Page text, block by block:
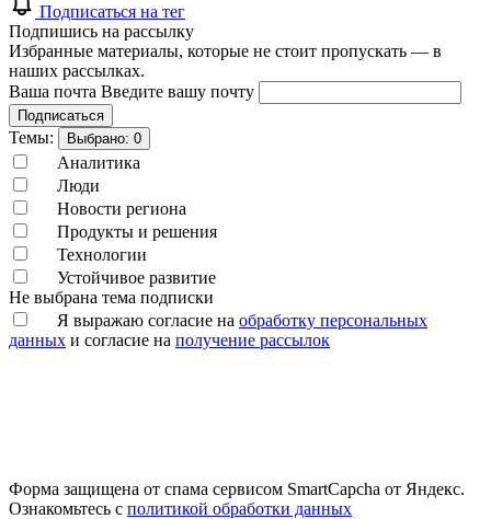
Подписаться на тег
Подпишись на рассылку
Избранные материалы, которые не стоит пропускать — в
наших рассылках.
Ваша почта Введите вашу почту
Подписаться
Темы: Выбрано: 0
Аналитика
Люди
Новости региона
Продукты и решения
Технологии
Устойчивое развитие
Не выбрана тема подписки
Я выражаю согласие на обработку персональных
данных и согласие на получение рассылок
Форма защищена от спама сервисом SmartCapcha от Яндекс.
Ознакомьтесь с политикой обработки данных